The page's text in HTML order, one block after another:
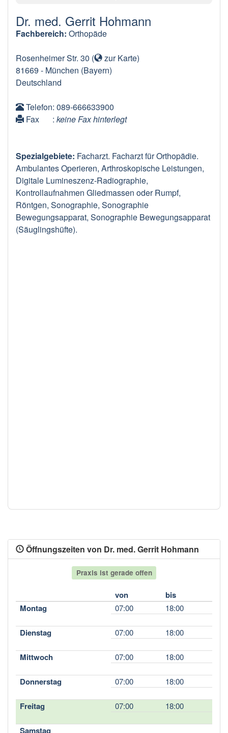
Dr. med. Gerrit Hohmann
Fachbereich: Orthopäde
Rosenheimer Str. 30 ( zur Karte)
81669 - München (Bayern)
Deutschland
Telefon: 089-666633900
Fax
: keine Fax hinterlegt
Spezialgebiete: Facharzt. Facharzt für Orthopädie.
Ambulantes Operieren, Arthroskopische Leistungen,
Digitale Lumineszenz-Radiographie,
Kontrollaufnahmen Gliedmassen oder Rumpf,
Röntgen, Sonographie, Sonographie
Bewegungsapparat, Sonographie Bewegungsapparat
(Säuglingshüfte).
Öffnungszeiten von Dr. med. Gerrit Hohmann
Praxis ist gerade offen
von
bis
Montag
07:00 18:00
Dienstag 07:00 18:00
Mittwoch 07:00 18:00
Donnerstag 07:00 18:00
Freitag 07:00 18:00
Samstag